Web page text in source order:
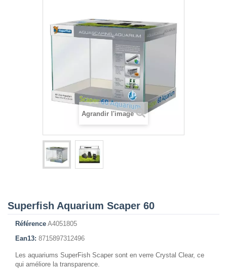
Agrandir l'image
Superfish Aquarium Scaper 60
Référence A4051805
Ean13: 8715897312496
Les aquariums SuperFish Scaper sont en verre Crystal Clear, ce
qui améliore la transparence.